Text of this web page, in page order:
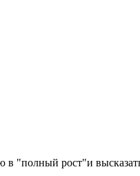
в "полный рост"и